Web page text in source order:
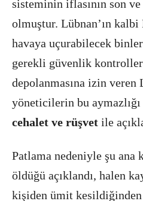
sisteminin iflasının son ve
olmuştur. Lübnan’ın kalbi
havaya uçurabilecek
gerekli güvenlik
depolanmasına izin veren
yöneticilerin bu aymazlığı
cehalet ve rüşvet ile
Patlama nedeniyle şu ana
öldüğü açıklandı, halen
kişiden ümit